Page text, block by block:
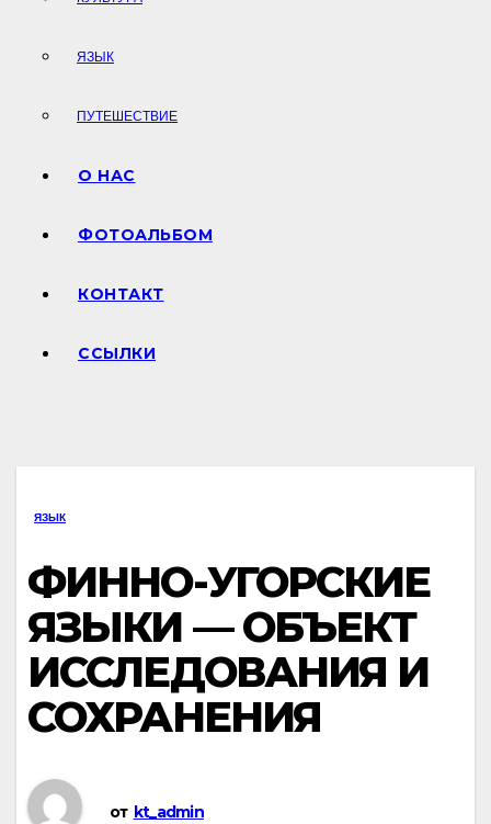
ЯЗЫК
ПУТЕШЕСТВИЕ
О НАС
ФОТОАЛЬБОМ
КОНТАКТ
ССЫЛКИ
ЯЗЫК
ФИННО-УГОРСКИЕ
ЯЗЫКИ — ОБЪЕКТ
ИССЛЕДОВАНИЯ И
СОХРАНЕНИЯ
от kt_admin